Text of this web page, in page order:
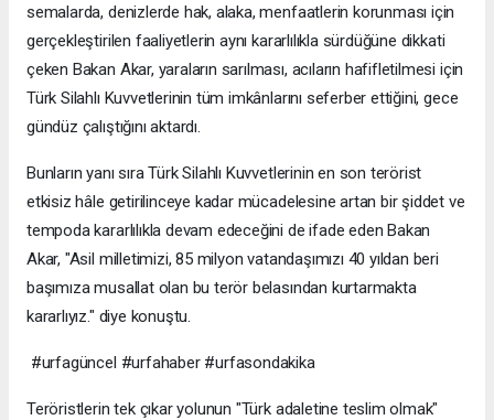
semalarda, denizlerde hak, alaka, menfaatlerin korunması için
gerçekleştirilen faaliyetlerin aynı kararlılıkla sürdüğüne dikkati
çeken Bakan Akar, yaraların sarılması, acıların hafifletilmesi için
Türk Silahlı Kuvvetlerinin tüm imkânlarını seferber ettiğini, gece
gündüz çalıştığını aktardı.
Bunların yanı sıra Türk Silahlı Kuvvetlerinin en son terörist
etkisiz hâle getirilinceye kadar mücadelesine artan bir şiddet ve
tempoda kararlılıkla devam edeceğini de ifade eden Bakan
Akar, "Asil milletimizi, 85 milyon vatandaşımızı 40 yıldan beri
başımıza musallat olan bu terör belasından kurtarmakta
kararlıyız." diye konuştu.
#urfagüncel #urfahaber #urfasondakika
Teröristlerin tek çıkar yolunun "Türk adaletine teslim olmak"